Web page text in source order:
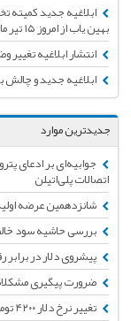
ابلاغیه جدید
بهین یاب از امروز ۱۵ تیر ماه
انتشار ابلاغیه
ابلاغیه جدید و
جدیدترین موارد
جوابیه‌ای بر ادعای
اتصالات پلی‌اتیلن
شانزدهمین عرضه
بررسی حاشیه سود
پیشروی دلار در برابر
ضرورت پیگیری
تغییر نرخ دلار ۴۲۰۰ تومانی اظهارنامه‌های وارداتی به دلار نیمایی